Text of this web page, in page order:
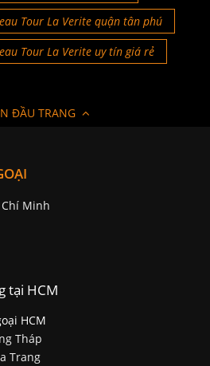
Tour La Verite quận tân phú
Tour La Verite uy tín giá rẻ
ĐẦU TRANG
Chí Minh
tại HCM
HCM
Tháp
Trang